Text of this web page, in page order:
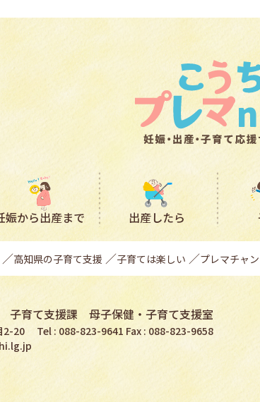
娠から出産まで 出産したら
高知県の子育て支援 子育ては楽しい プレマチャ
子育て支援課 母子保健・子育て支援室
2-20
Tel : 088-823-9641 Fax : 088-823-9658